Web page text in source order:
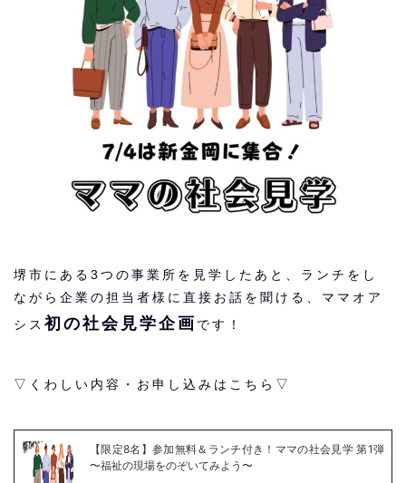
堺市にある3つの事業所を見学したあと、ランチをし
ながら企業の担当者様に直接お話を聞ける、ママオア
シス 初の社会見学企画 です！
▽くわしい内容・お申し込みはこちら▽